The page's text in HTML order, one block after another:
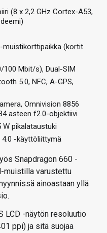
(8 x 2,2 GHz Cortex-A53,
muistikorttipaikka (kortit
100 Mbit/s), Dual-SIM
5.0, NFC, A-GPS,
Omnivision 8856
asteen f2.0-objektiivi
W pikalataustuki
4.0 -käyttöliittymä
Snapdragon 660 -
muistilla varustettu
ainoastaan yllä
LCD -näytön resoluutio
ppi) ja sitä suojaa